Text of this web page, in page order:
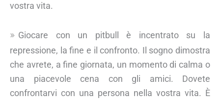
vostra vita.
Giocare con un pitbull è incentrato su la
repressione, la fine e il confronto. Il sogno dimostra
che avrete, a fine giornata, un momento di calma o
una piacevole cena con gli amici. Dovete
confrontarvi con una persona nella vostra vita. È